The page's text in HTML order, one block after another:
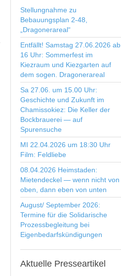
Stellungnahme zu
Bebauungsplan 2-48,
„Dragonerareal“
Entfällt! Samstag 27.06.2026 ab
16 Uhr: Sommerfest im
Kiezraum und Kiezgarten auf
dem sogen. Dragonerareal
Sa 27.06. um 15.00 Uhr:
Geschichte und Zukunft im
Chamissokiez: Die Keller der
Bockbrauerei — auf
Spurensuche
MI 22.04.2026 um 18:30 Uhr
Film: Feldliebe
08.04.2026 Heimstaden:
Mietendeckel — wenn nicht von
oben, dann eben von unten
August/ September 2026:
Termine für die Solidarische
Prozessbegleitung bei
Eigenbedarfskündigungen
Aktuelle Presseartikel